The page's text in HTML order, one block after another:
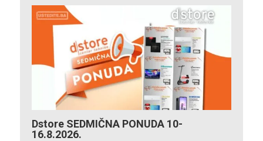
Dstore SEDMIČNA PONUDA 10-
16.8.2026.